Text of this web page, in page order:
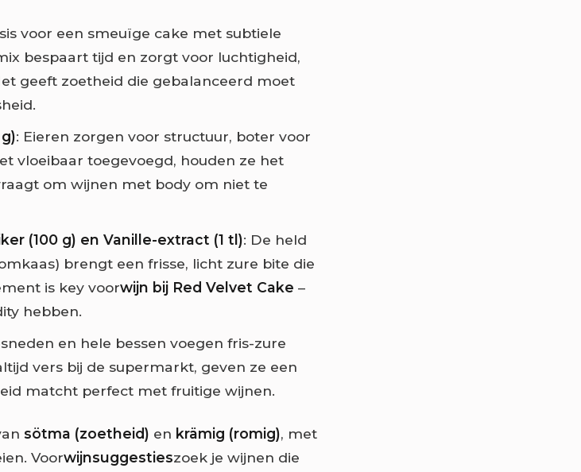
voor een smeuïge cake met subtiele
bespaart tijd en zorgt voor luchtigheid,
geeft zoetheid die gebalanceerd moet
: Eieren zorgen voor structuur, boter voor
vloeibaar toegevoegd, houden ze het
om wijnen met body om niet te
(100 g) en Vanille-extract (1 tl): De held
brengt een frisse, licht zure bite die
is key voorwijn bij Red Velvet Cake –
hebben.
en hele bessen voegen fris-zure
vers bij de supermarkt, geven ze een
matcht perfect met fruitige wijnen.
sötma (zoetheid) en krämig (romig), met
Voorwijnsuggestieszoek je wijnen die